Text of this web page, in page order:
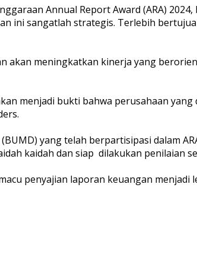
Annual Report Award (ARA)
ini sangatlah strategis. Terlebih
akan meningkatkan kinerja yang
menjadi bukti bahwa perusahaan
yang telah berpartisipasi dalam
kaidah dan siap dilakukan penilaian
penyajian laporan keuangan